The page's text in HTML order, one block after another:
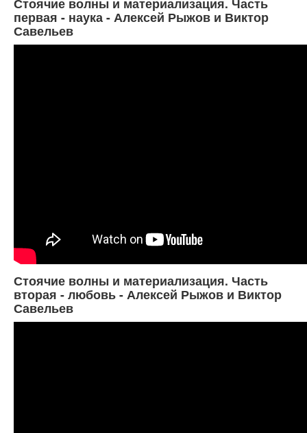
первая - наука - Алексей Рыжов и Виктор
Савельев
Стоячие волны и материализация. Часть
вторая - любовь - Алексей Рыжов и Виктор
Савельев